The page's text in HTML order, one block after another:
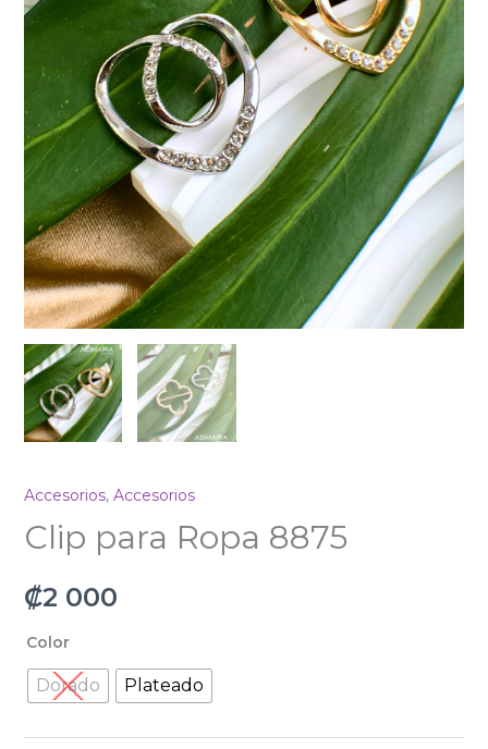
Accesorios, Accesorios
Clip para Ropa 8875
₡2 000
Color
Dorado Plateado